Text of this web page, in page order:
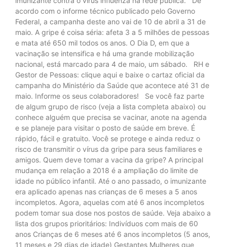
acordo com o informe técnico publicado pelo Governo
Federal, a campanha deste ano vai de 10 de abril a 31 de
maio. A gripe é coisa séria: afeta 3 a 5 milhões de pessoas
e mata até 650 mil todos os anos. O Dia D, em que a
vacinação se intensifica e há uma grande mobilização
nacional, está marcado para 4 de maio, um sábado. RH e
Gestor de Pessoas: clique aqui e baixe o cartaz oficial da
campanha do Ministério da Saúde que acontece até 31 de
maio. Informe os seus colaboradores! Se você faz parte
de algum grupo de risco (veja a lista completa abaixo) ou
conhece alguém que precisa se vacinar, anote na agenda
e se planeje para visitar o posto de saúde em breve. É
rápido, fácil e gratuito. Você se protege e ainda reduz o
risco de transmitir o vírus da gripe para seus familiares e
amigos. Quem deve tomar a vacina da gripe? A principal
mudança em relação a 2018 é a ampliação do limite de
idade no público infantil. Até o ano passado, o imunizante
era aplicado apenas nas crianças de 6 meses a 5 anos
incompletos. Agora, aquelas com até 6 anos incompletos
podem tomar sua dose nos postos de saúde. Veja abaixo a
lista dos grupos prioritários: Indivíduos com mais de 60
anos Crianças de 6 meses até 6 anos incompletos (5 anos,
11 meses e 29 dias de idade) Gestantes Mulheres que